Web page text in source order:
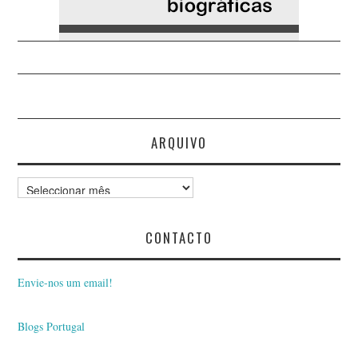
ARQUIVO
Arquivo
CONTACTO
Envie-nos um email!
Blogs Portugal